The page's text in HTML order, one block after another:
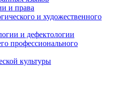
и права
и художественного
и дефектологии
профессионального
культуры